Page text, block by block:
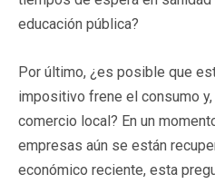
educación pública?
Por último, ¿es posible que
impositivo frene el consumo
comercio local? En un
empresas aún se están
económico reciente, esta